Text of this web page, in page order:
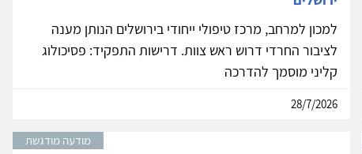
למכון למרחב, מרכז טיפולי ייחודי בירושלים הנותן מענה
לציבור החרדי דרוש ראש צוות. דרישות התפקיד: פסיכולוג
קליני מוסמך להדרכה
28/7/2026
מודעה מודגשת